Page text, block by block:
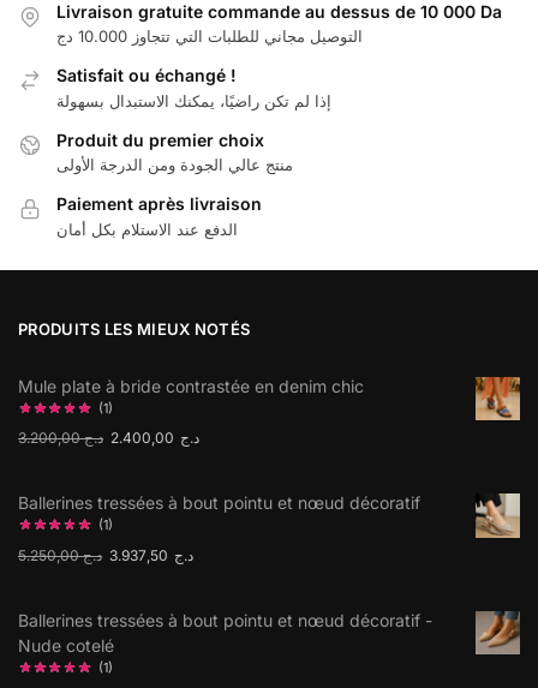
Livraison gratuite commande au dessus de 10 000 Da
التوصيل مجاني للطلبات التي تتجاوز 10.000 دج
Satisfait ou échangé !
إذا لم تكن راضيًا، يمكنك الاستبدال بسهولة
Produit du premier choix
منتج عالي الجودة ومن الدرجة الأولى
Paiement après livraison
الدفع عند الاستلام بكل أمان
PRODUITS LES MIEUX NOTÉS
Mule plate à bride contrastée en denim chic
(1)
د.ج3.200,00 د.ج
Ballerines tressées à bout pointu et nœud décoratif
(1)
د.ج5.250,00 د.ج
Ballerines tressées à bout pointu et nœud décoratif -
Nude cotelé
(1)